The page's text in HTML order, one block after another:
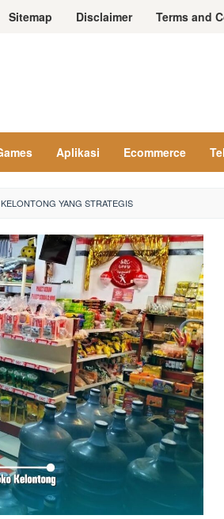
Sitemap Disclaimer Terms and
Aplikasi Ecommerce
YANG STRATEGIS